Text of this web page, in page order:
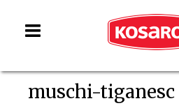
muschi-tiganesc